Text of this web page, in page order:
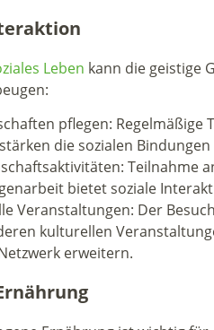
Leben kann die geistige
pflegen:
die sozialen
Teilnahme
bietet soziale
Veranstaltungen: Der
kulturellen
erweitern.